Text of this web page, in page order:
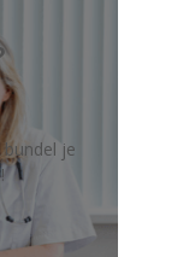
je